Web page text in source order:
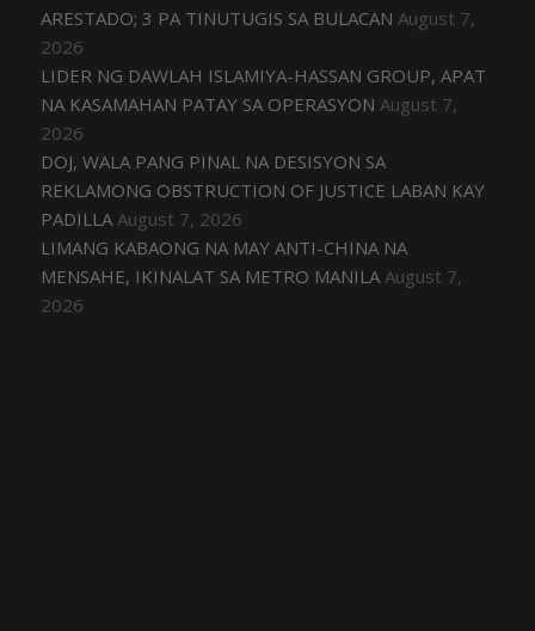
ARESTADO; 3 PA TINUTUGIS SA BULACAN August 7,
2026
LIDER NG DAWLAH ISLAMIYA-HASSAN GROUP, APAT
NA KASAMAHAN PATAY SA OPERASYON August 7,
2026
DOJ, WALA PANG PINAL NA DESISYON SA
REKLAMONG OBSTRUCTION OF JUSTICE LABAN KAY
PADILLA August 7, 2026
LIMANG KABAONG NA MAY ANTI-CHINA NA
MENSAHE, IKINALAT SA METRO MANILA August 7,
2026